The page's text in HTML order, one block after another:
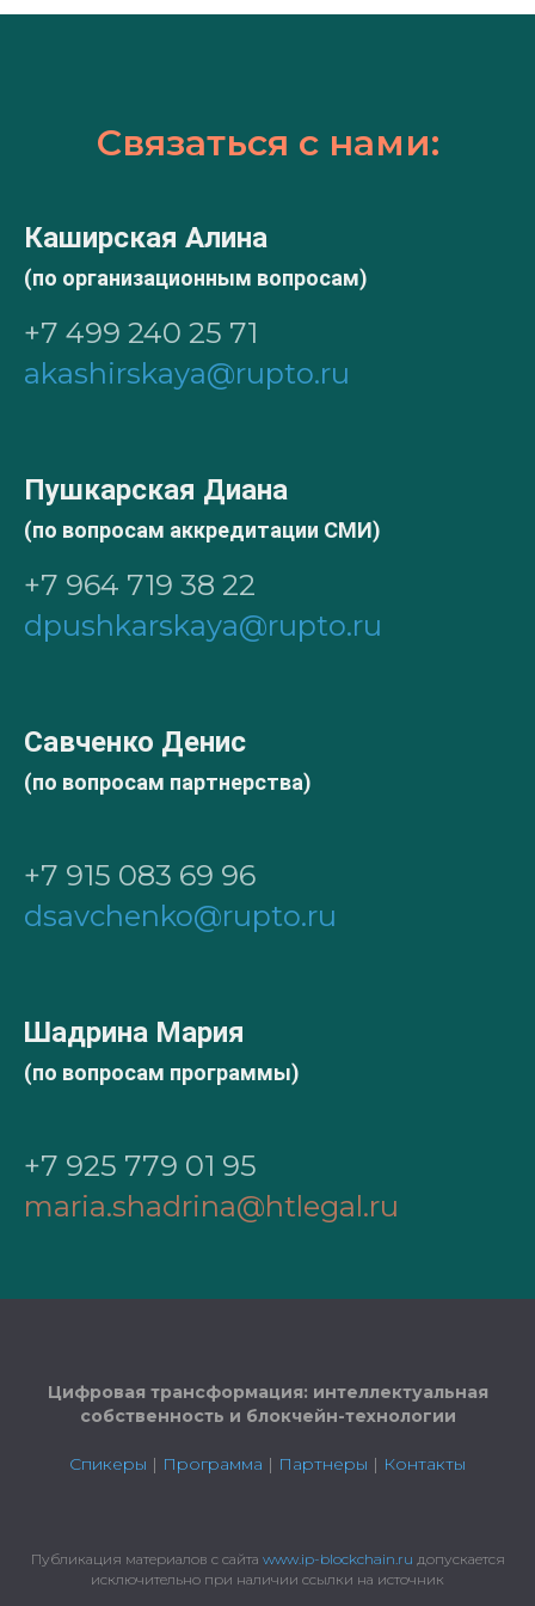
Связаться с нами:
Каширская Алина
(по организационным вопросам)
+7 499 240 25 71
akashirskaya@rupto.ru
Пушкарская Диана
(по вопросам аккредитации СМИ)
+7 964 719 38 22
dpushkarskaya@rupto.ru
Савченко Денис
(по вопросам партнерства)
+7 915 083 69 96
dsavchenko@rupto.ru
Шадрина Мария
(по вопросам программы)
+7 925 779 01 95
maria.shadrina@htlegal.ru
Цифровая трансформация: интеллектуальная
собственность и блокчейн-технологии
Спикеры | Программа | Партнеры | Контакты
Публикация материалов с сайта www.ip-blockchain.ru допускается
исключительно при наличии ссылки на источник